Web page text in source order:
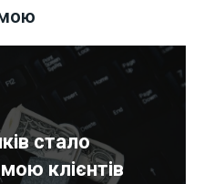
стало
клієнтів